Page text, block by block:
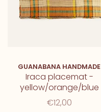
GUANABANA HANDMADE
Iraca placemat -
yellow/orange/blue
checks
€12,00